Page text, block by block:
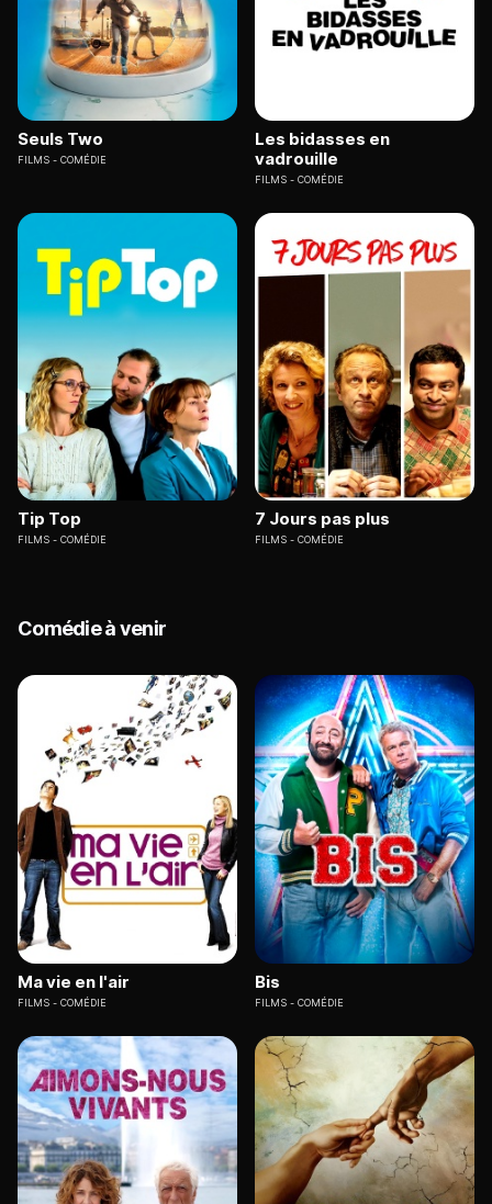
Seuls Two
FILMS COMÉDIE
Les bidasses en
vadrouille
FILMS COMÉDIE
Tip Top
FILMS COMÉDIE
7 Jours pas plus
FILMS COMÉDIE
Comédie à venir
Ma vie en l'air
FILMS COMÉDIE
Bis
FILMS COMÉDIE